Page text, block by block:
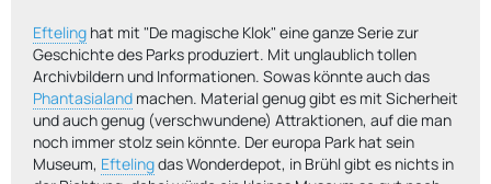
Efteling hat mit "De magische Klok" eine ganze Serie zur
Geschichte des Parks produziert. Mit unglaublich tollen
Archivbildern und Informationen. Sowas könnte auch das
Phantasialand machen. Material genug gibt es mit Sicherheit
und auch genug (verschwundene) Attraktionen, auf die man
noch immer stolz sein könnte. Der europa Park hat sein
Museum, Eftelingdas Wonderdepot, in Brühl gibt es nichts in